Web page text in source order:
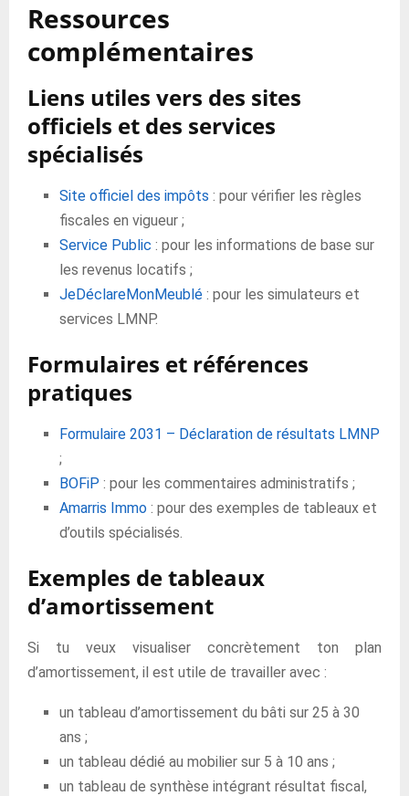
Ressources
complémentaires
Liens utiles vers des sites
officiels et des services
spécialisés
Site officiel des impôts : pour vérifier les règles
fiscales en vigueur ;
Service Public : pour les informations de base sur
les revenus locatifs ;
JeDéclareMonMeublé : pour les simulateurs et
services LMNP.
Formulaires et références
pratiques
Formulaire 2031 – Déclaration de résultats LMNP
;
BOFiP : pour les commentaires administratifs ;
Amarris Immo : pour des exemples de tableaux et
d’outils spécialisés.
Exemples de tableaux
d’amortissement
Si tu veux visualiser concrètement ton plan
d’amortissement, il est utile de travailler avec :
un tableau d’amortissement du bâti sur 25 à 30
ans ;
un tableau dédié au mobilier sur 5 à 10 ans ;
un tableau de synthèse intégrant résultat fiscal,